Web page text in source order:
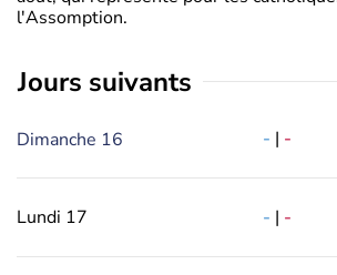
l'Assomption.
jours suivants
Dimanche 16 - | -
Lundi 17 - | -